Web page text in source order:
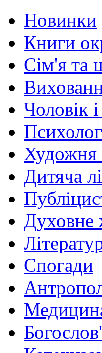
Новинки
Книги
Сім'я та
Чоловік
Художня
Дитяча
Духовне
Спогади